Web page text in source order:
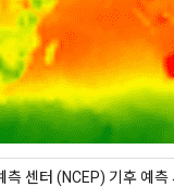
측 센터 (NCEP) 기후 예측